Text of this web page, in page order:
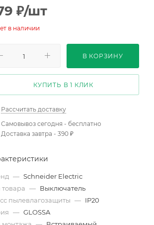
₽/шт
в наличии
В КОРЗИНУ
КУПИТЬ В 1 КЛИК
Рассчитать доставку
Самовывоз сегодня - бесплатно
Доставка завтра - 390 ₽
— Schneider Electric
— Выключатель
пылевлагозащиты — IP20
— GLOSSA